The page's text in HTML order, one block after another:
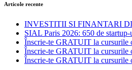
Articole recente
INVESTITII SI FINANTARI
SIAL Paris 2026: 650 de
Înscrie-te GRATUIT la cursurile
Înscrie-te GRATUIT la cursurile
Înscrie-te GRATUIT la cursurile